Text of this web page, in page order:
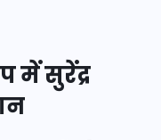
में सुरेंद्र